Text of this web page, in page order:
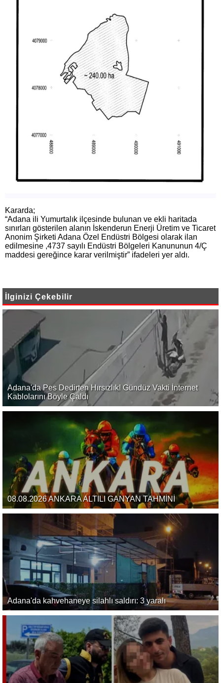
Kararda;
“Adana ili Yumurtalık ilçesinde bulunan ve ekli haritada
sınırları gösterilen alanın İskenderun Enerji Üretim ve Ticaret
Anonim Şirketi Adana Özel Endüstri Bölgesi olarak ilan
edilmesine ,4737 sayılı Endüstri Bölgeleri Kanununun 4/Ç
maddesi gereğince karar verilmiştir” ifadeleri yer aldı.
İlginizi Çekebilir
Adana'da Pes Dedirten Hırsızlık! Gündüz Vakti İnternet
Kablolarını Böyle Çaldı
08.08.2026 ANKARA ALTILI GANYAN TAHMİNİ
Adana'da kahvehaneye silahlı saldırı: 3 yaralı